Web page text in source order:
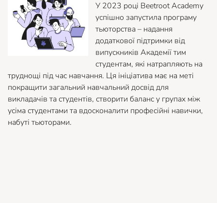
У 2023 році Beetroot Academy
успішно запустила програму
тьюторства – надання
додаткової підтримки від
випускників Академії тим
студентам, які натрапляють на
труднощі під час навчання. Ця ініціатива має на меті
покращити загальний навчальний досвід для
викладачів та студентів, створити баланс у групах між
усіма студентами та вдосконалити професійні навички,
набуті тьюторами.